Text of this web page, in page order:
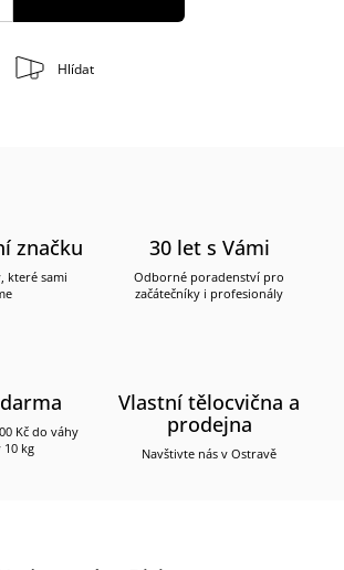
Hlídat
značku
které sami
30 let s Vámi
Odborné poradenství pro
začátečníky i profesionály
Kč do váhy
kg
Vlastní tělocvična a
prodejna
Navštivte nás v Ostravě